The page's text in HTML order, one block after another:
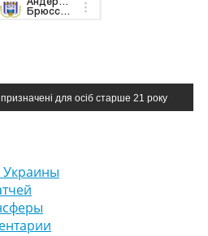
для осіб старше 21 року
Украины